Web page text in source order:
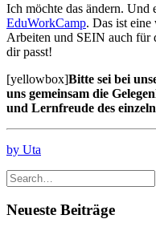
Ich möchte das ändern. Und
EduWorkCamp. Das ist
Arbeiten und SEIN auch für
dir passt!
[yellowbox]Bitte sei bei
uns gemeinsam die
und Lernfreude des
by Uta
Neueste Beiträge